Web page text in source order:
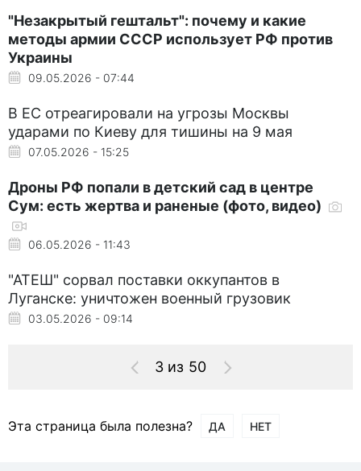
"Незакрытый гештальт": почему и какие
методы армии СССР использует РФ против
Украины
09.05.2026 - 07:44
В ЕС отреагировали на угрозы Москвы
ударами по Киеву для тишины на 9 мая
07.05.2026 - 15:25
Дроны РФ попали в детский сад в центре
Сум: есть жертва и раненые (фото, видео)
06.05.2026 - 11:43
"АТЕШ" сорвал поставки оккупантов в
Луганске: уничтожен военный грузовик
03.05.2026 - 09:14
3 из 50
Эта страница была полезна? ДА НЕТ